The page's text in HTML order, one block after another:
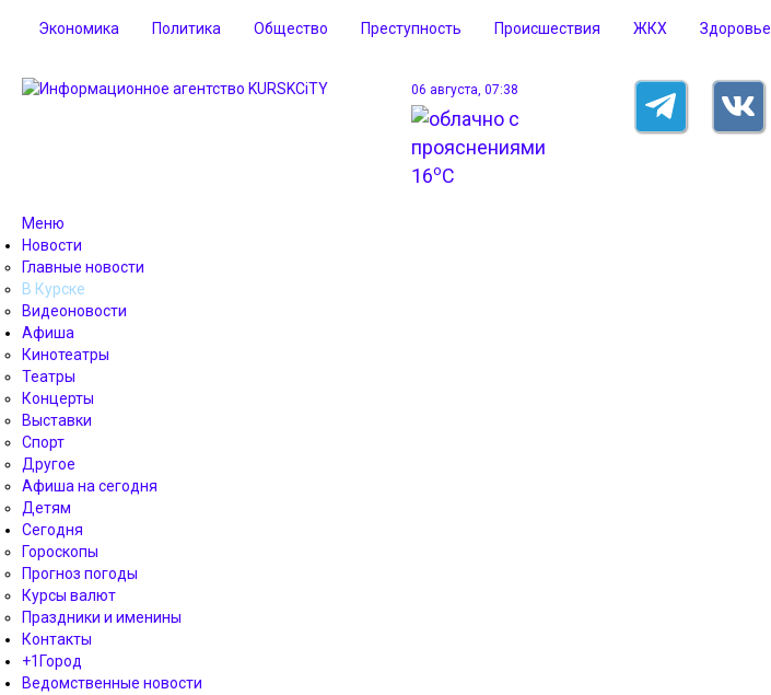
Экономика Политика Общество Преступность Происшествия ЖКХ Здоровье
06 августа, 07:38
16oC
Меню
Новости
Главные новости
В Курске
Видеоновости
Афиша
Кинотеатры
Театры
Концерты
Выставки
Спорт
Другое
Афиша на сегодня
Детям
Сегодня
Гороскопы
Прогноз погоды
Курсы валют
Праздники и именины
Контакты
+1Город
Ведомственные новости